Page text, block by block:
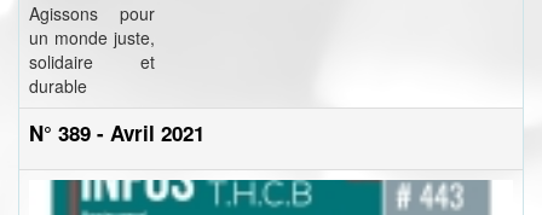
Agissons pour
un monde juste,
solidaire et
durable
N° 389 - Avril 2021